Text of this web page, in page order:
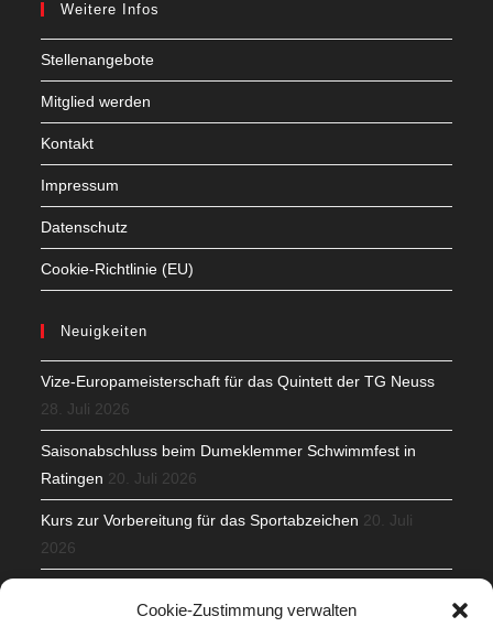
Cookie-Zustimmung verwalten
Weitere Infos
Stellenangebote
Mitglied werden
Kontakt
Impressum
Datenschutz
Cookie-Richtlinie (EU)
Neuigkeiten
Vize-Europameisterschaft für das Quintett der TG Neuss
28. Juli 2026
Saisonabschluss beim Dumeklemmer Schwimmfest in
Ratingen 20. Juli 2026
Kurs zur Vorbereitung für das Sportabzeichen 20. Juli
2026